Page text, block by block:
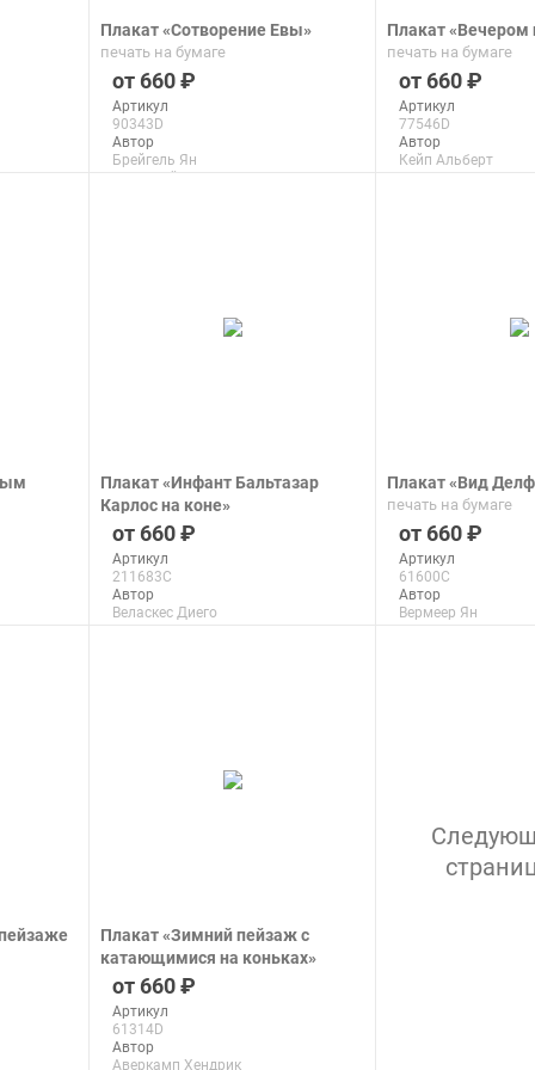
Плакат «Сотворение Евы»
печать на бумаге
660
Артикул
90343D
Автор
Брейгель Ян
Плакат «Вечером
печать на бумаге
660
Артикул
77546D
Автор
Кейп Альберт
Плакат «Инфант Бальтазар
Карлос на коне»
печать на бумаге
660
Артикул
211683C
Автор
Веласкес Диего
Плакат «Вид
печать на бумаге
660
Артикул
61600C
Автор
Вермеер Ян
Плакат «Зимний пейзаж с
катающимися на коньках»
печать на бумаге
660
Артикул
61314D
Автор
Аверкамп Хендрик